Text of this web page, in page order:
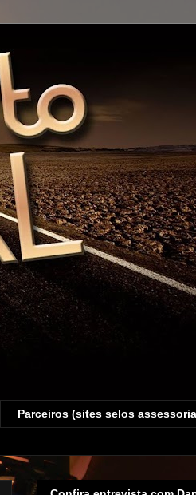
Parceiros (sites selos